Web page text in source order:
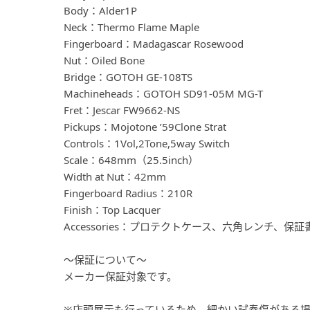
Body：Alder1P
Neck：Thermo Flame Maple
Fingerboard：Madagascar Rosewood
Nut：Oiled Bone
Bridge：GOTOH GE-108TS
Machineheads：GOTOH SD91-05M MG-T
Fret：Jescar FW9662-NS
Pickups：Mojotone ’59Clone Strat
Controls：1Vol,2Tone,5way Switch
Scale：648mm（25.5inch）
Width at Nut：42mm
Fingerboard Radius：210R
Finish：Top Lacquer
Accessories：プロテクトケース、六角レンチ、保証
～保証について～
メーカー保証対象です。